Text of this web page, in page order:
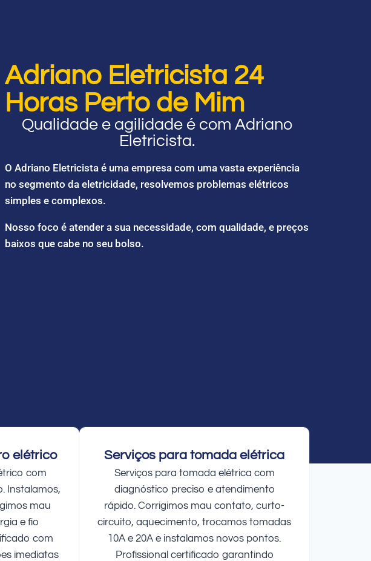
Adriano Eletricista 24
Horas Perto de Mim
Qualidade e agilidade é com Adriano
Eletricista.
O Adriano Eletricista é uma empresa com uma vasta experiência
no segmento da eletricidade, resolvemos problemas elétricos
simples e complexos.
Nosso foco é atender a sua necessidade, com qualidade, e preços
baixos que cabe no seu bolso.
elétrico
com
Instalamos,
mau
e fio
com
imediatas
Serviços para tomada elétrica
Serviços para tomada elétrica com
diagnóstico preciso e atendimento
rápido. Corrigimos mau contato, curto-
circuito, aquecimento, trocamos tomadas
10A e 20A e instalamos novos pontos.
Profissional certificado garantindo